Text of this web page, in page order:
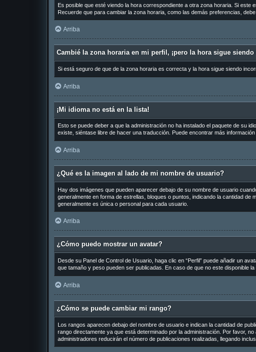
Es posible que esté viendo la hora correspondiente a otra zona horaria. Si
Recuerde que para cambiar la zona horaria, como las demás preferencias,
Arriba
Cambié la zona horaria en mi perfil, ¡pero la hora sigue
Si está seguro de que de la zona horaria es correcta y la hora sigue siendo
Arriba
¡Mi idioma no está en la lista!
Esto se puede deber a que la administración no ha instalado el paquete de su
existe, siéntase libre de hacer una traducción. Puede encontrar más
Arriba
¿Qué es la imagen al lado de mi nombre de usuario?
Hay dos imágenes que pueden aparecer debajo de su nombre de usuario
generalmente en forma de estrellas, bloques o puntos, indicando la cantidad
generalmente es única o personal para cada usuario.
Arriba
¿Cómo puedo mostrar un avatar?
Desde su Panel de Control de Usuario, haga clic en “Perfil” puede añadir un
que tamaño y peso pueden ser publicadas. En caso de que no este disponible
Arriba
¿Cómo se puede cambiar mi rango?
Los rangos aparecen debajo del nombre de usuario e indican la cantidad de
rango directamente ya que está determinado por la administración. Por favor,
administradores reducirán el número de publicaciones realizadas, llegando